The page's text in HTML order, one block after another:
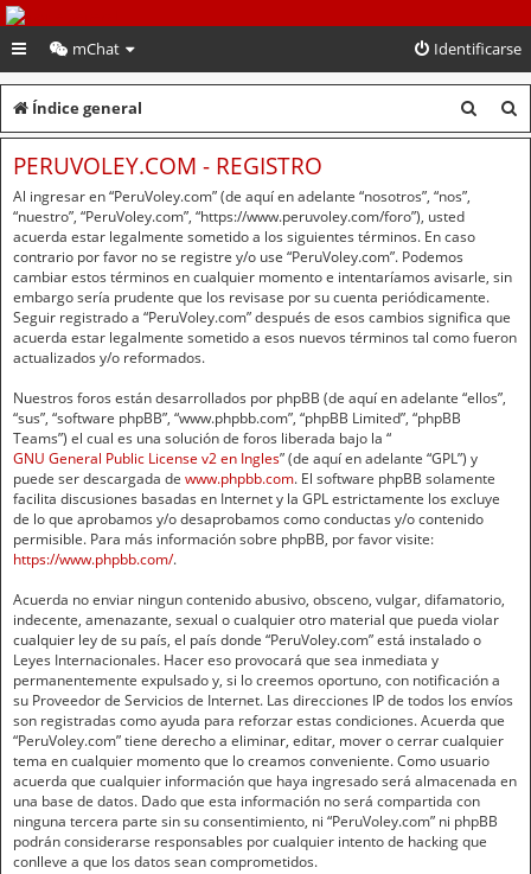
PeruVoley.com
mChat Identificarse
Índice general
u
u
r
PERUVOLEY.COM - REGISTRO
Al ingresar en “PeruVoley.com” (de aquí en adelante “nosotros”, “nos”,
“nuestro”, “PeruVoley.com”, “https://www.peruvoley.com/foro”), usted
acuerda estar legalmente sometido a los siguientes términos. En caso
contrario por favor no se registre y/o use “PeruVoley.com”. Podemos
cambiar estos términos en cualquier momento e intentaríamos avisarle, sin
embargo sería prudente que los revisase por su cuenta periódicamente.
Seguir registrado a “PeruVoley.com” después de esos cambios significa que
acuerda estar legalmente sometido a esos nuevos términos tal como fueron
actualizados y/o reformados.
Nuestros foros están desarrollados por phpBB (de aquí en adelante “ellos”,
“sus”, “software phpBB”, “www.phpbb.com”, “phpBB Limited”, “phpBB
Teams”) el cual es una solución de foros liberada bajo la “
GNU General Public License v2 en Ingles” (de aquí en adelante “GPL”) y
puede ser descargada de www.phpbb.com. El software phpBB solamente
facilita discusiones basadas en Internet y la GPL estrictamente los excluye
de lo que aprobamos y/o desaprobamos como conductas y/o contenido
permisible. Para más información sobre phpBB, por favor visite:
https://www.phpbb.com/.
Acuerda no enviar ningun contenido abusivo, obsceno, vulgar, difamatorio,
indecente, amenazante, sexual o cualquier otro material que pueda violar
cualquier ley de su país, el país donde “PeruVoley.com” está instalado o
Leyes Internacionales. Hacer eso provocará que sea inmediata y
permanentemente expulsado y, si lo creemos oportuno, con notificación a
su Proveedor de Servicios de Internet. Las direcciones IP de todos los envíos
son registradas como ayuda para reforzar estas condiciones. Acuerda que
“PeruVoley.com” tiene derecho a eliminar, editar, mover o cerrar cualquier
tema en cualquier momento que lo creamos conveniente. Como usuario
acuerda que cualquier información que haya ingresado será almacenada en
una base de datos. Dado que esta información no será compartida con
ninguna tercera parte sin su consentimiento, ni “PeruVoley.com” ni phpBB
podrán considerarse responsables por cualquier intento de hacking que
conlleve a que los datos sean comprometidos.